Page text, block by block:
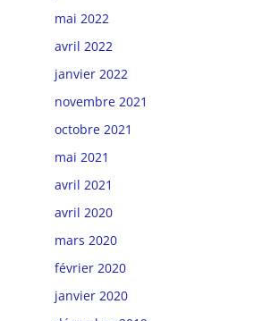
mai 2022
avril 2022
janvier 2022
novembre 2021
octobre 2021
mai 2021
avril 2021
avril 2020
mars 2020
février 2020
janvier 2020